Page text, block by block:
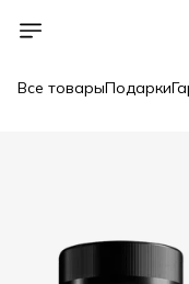
Все товарыПодарки